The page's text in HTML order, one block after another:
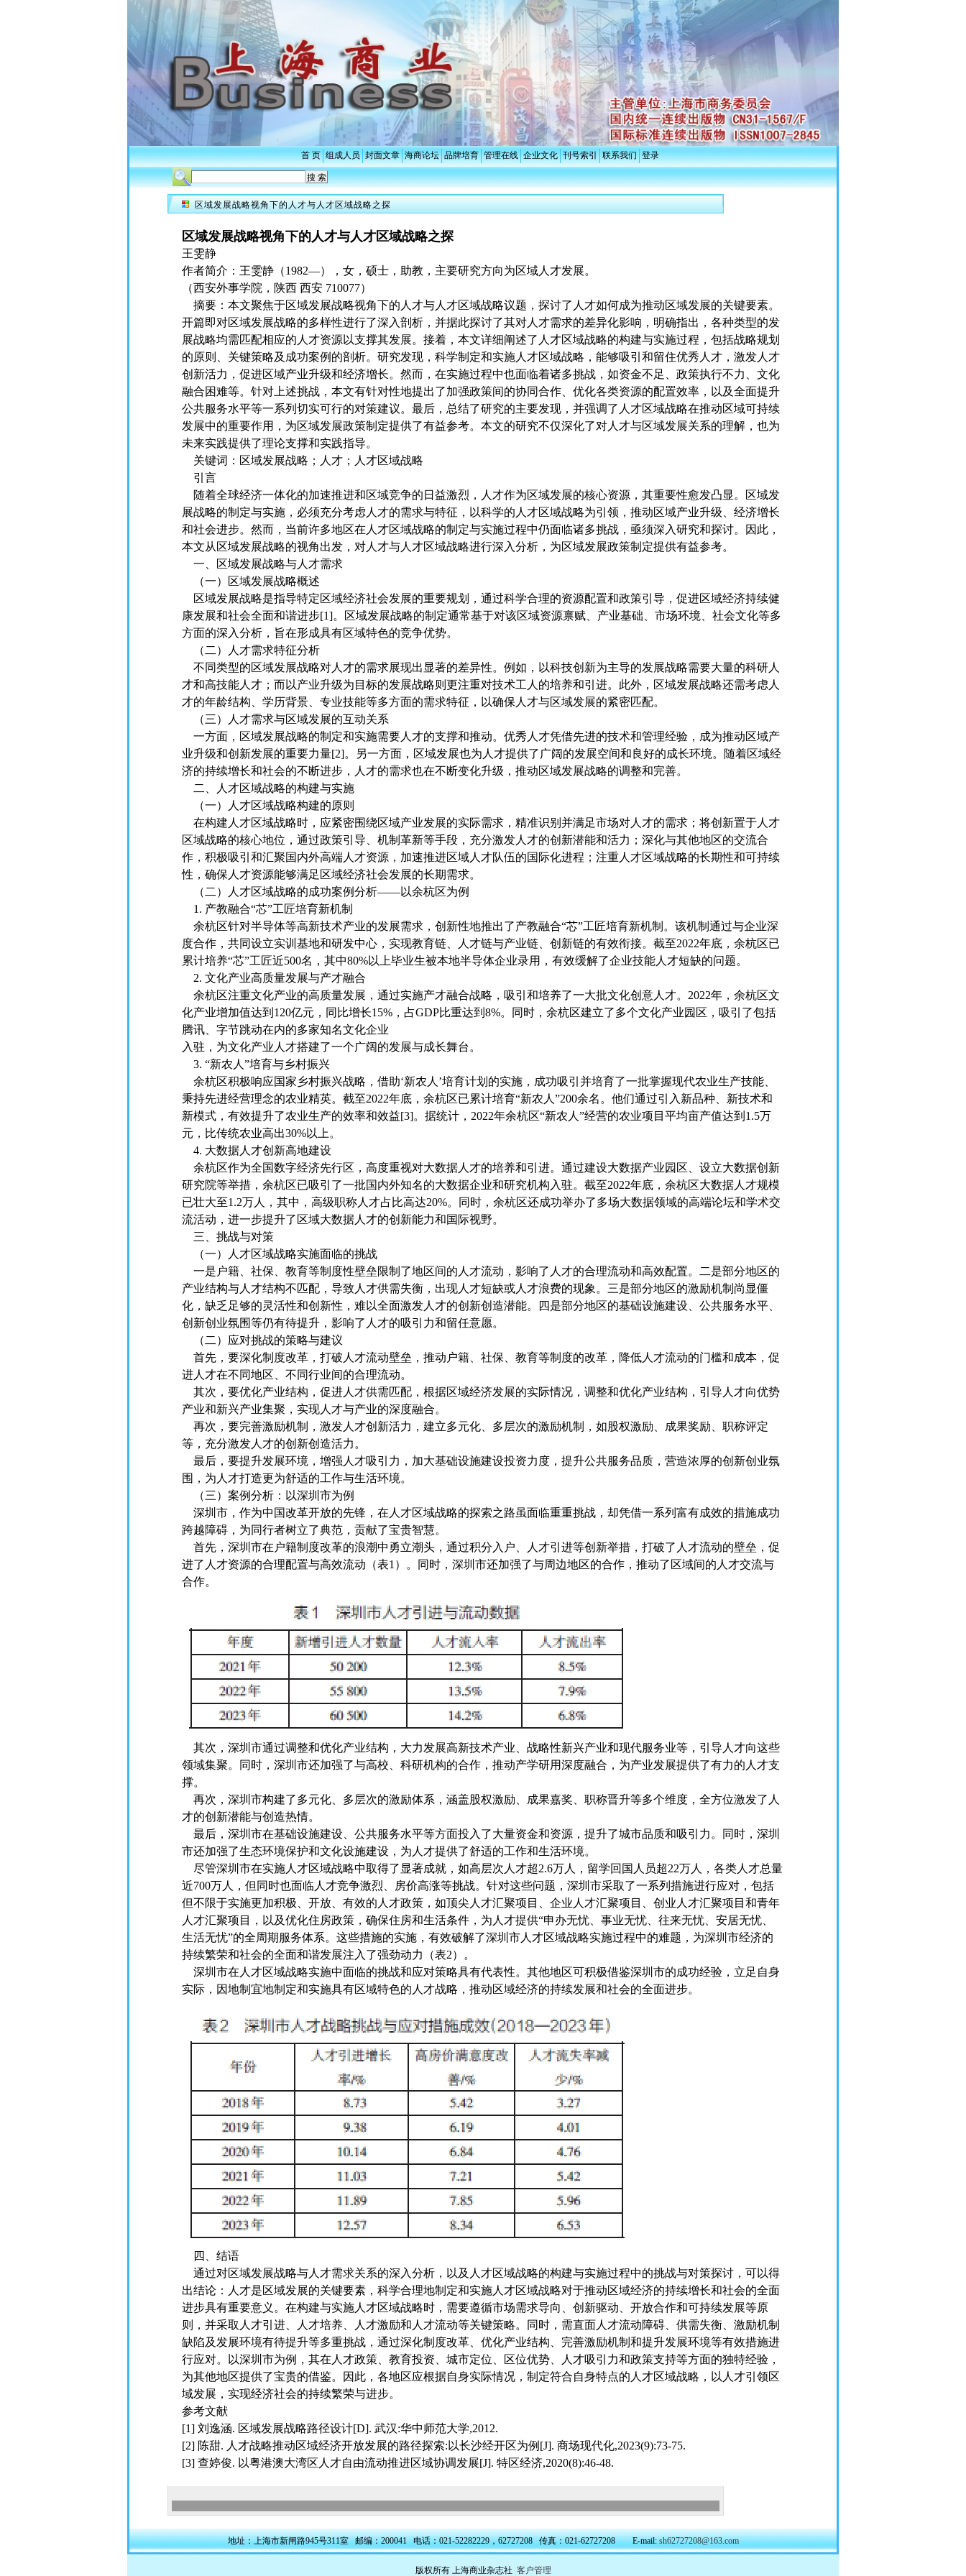
首 页 组成人员 封面文章 海商论坛 品牌培育 管理在线 企业文化 刊号索引 联系我们 登录
区域发展战略视角下的人才与人才区域战略之探
区域发展战略视角下的人才与人才区域战略之探
王雯静
作者简介：王雯静（1982—），女，硕士，助教，主要研究方向为区域人才发展。
（西安外事学院，陕西 西安 710077）
摘要：本文聚焦于区域发展战略视角下的人才与人才区域战略议题，探讨了人才如何成为推动区域发展的关键要素。
开篇即对区域发展战略的多样性进行了深入剖析，并据此探讨了其对人才需求的差异化影响，明确指出，各种类型的发
展战略均需匹配相应的人才资源以支撑其发展。接着，本文详细阐述了人才区域战略的构建与实施过程，包括战略规划
的原则、关键策略及成功案例的剖析。研究发现，科学制定和实施人才区域战略，能够吸引和留住优秀人才，激发人才
创新活力，促进区域产业升级和经济增长。然而，在实施过程中也面临着诸多挑战，如资金不足、政策执行不力、文化
融合困难等。针对上述挑战，本文有针对性地提出了加强政策间的协同合作、优化各类资源的配置效率，以及全面提升
公共服务水平等一系列切实可行的对策建议。最后，总结了研究的主要发现，并强调了人才区域战略在推动区域可持续
发展中的重要作用，为区域发展政策制定提供了有益参考。本文的研究不仅深化了对人才与区域发展关系的理解，也为
未来实践提供了理论支撑和实践指导。
关键词：区域发展战略；人才；人才区域战略
引言
随着全球经济一体化的加速推进和区域竞争的日益激烈，人才作为区域发展的核心资源，其重要性愈发凸显。区域发
展战略的制定与实施，必须充分考虑人才的需求与特征，以科学的人才区域战略为引领，推动区域产业升级、经济增长
和社会进步。然而，当前许多地区在人才区域战略的制定与实施过程中仍面临诸多挑战，亟须深入研究和探讨。因此，
本文从区域发展战略的视角出发，对人才与人才区域战略进行深入分析，为区域发展政策制定提供有益参考。
一、区域发展战略与人才需求
（一）区域发展战略概述
区域发展战略是指导特定区域经济社会发展的重要规划，通过科学合理的资源配置和政策引导，促进区域经济持续健
康发展和社会全面和谐进步[1]。区域发展战略的制定通常基于对该区域资源禀赋、产业基础、市场环境、社会文化等多
方面的深入分析，旨在形成具有区域特色的竞争优势。
（二）人才需求特征分析
不同类型的区域发展战略对人才的需求展现出显著的差异性。例如，以科技创新为主导的发展战略需要大量的科研人
才和高技能人才；而以产业升级为目标的发展战略则更注重对技术工人的培养和引进。此外，区域发展战略还需考虑人
才的年龄结构、学历背景、专业技能等多方面的需求特征，以确保人才与区域发展的紧密匹配。
（三）人才需求与区域发展的互动关系
一方面，区域发展战略的制定和实施需要人才的支撑和推动。优秀人才凭借先进的技术和管理经验，成为推动区域产
业升级和创新发展的重要力量[2]。另一方面，区域发展也为人才提供了广阔的发展空间和良好的成长环境。随着区域经
济的持续增长和社会的不断进步，人才的需求也在不断变化升级，推动区域发展战略的调整和完善。
二、人才区域战略的构建与实施
（一）人才区域战略构建的原则
在构建人才区域战略时，应紧密围绕区域产业发展的实际需求，精准识别并满足市场对人才的需求；将创新置于人才
区域战略的核心地位，通过政策引导、机制革新等手段，充分激发人才的创新潜能和活力；深化与其他地区的交流合
作，积极吸引和汇聚国内外高端人才资源，加速推进区域人才队伍的国际化进程；注重人才区域战略的长期性和可持续
性，确保人才资源能够满足区域经济社会发展的长期需求。
（二）人才区域战略的成功案例分析——以余杭区为例
1. 产教融合“芯”工匠培育新机制
余杭区针对半导体等高新技术产业的发展需求，创新性地推出了产教融合“芯”工匠培育新机制。该机制通过与企业深
度合作，共同设立实训基地和研发中心，实现教育链、人才链与产业链、创新链的有效衔接。截至2022年底，余杭区已
累计培养“芯”工匠近500名，其中80%以上毕业生被本地半导体企业录用，有效缓解了企业技能人才短缺的问题。
2. 文化产业高质量发展与产才融合
余杭区注重文化产业的高质量发展，通过实施产才融合战略，吸引和培养了一大批文化创意人才。2022年，余杭区文
化产业增加值达到120亿元，同比增长15%，占GDP比重达到8%。同时，余杭区建立了多个文化产业园区，吸引了包括
腾讯、字节跳动在内的多家知名文化企业
入驻，为文化产业人才搭建了一个广阔的发展与成长舞台。
3. “新农人”培育与乡村振兴
余杭区积极响应国家乡村振兴战略，借助‘新农人’培育计划的实施，成功吸引并培育了一批掌握现代农业生产技能、
秉持先进经营理念的农业精英。截至2022年底，余杭区已累计培育“新农人”200余名。他们通过引入新品种、新技术和
新模式，有效提升了农业生产的效率和效益[3]。据统计，2022年余杭区“新农人”经营的农业项目平均亩产值达到1.5万
元，比传统农业高出30%以上。
4. 大数据人才创新高地建设
余杭区作为全国数字经济先行区，高度重视对大数据人才的培养和引进。通过建设大数据产业园区、设立大数据创新
研究院等举措，余杭区已吸引了一批国内外知名的大数据企业和研究机构入驻。截至2022年底，余杭区大数据人才规模
已壮大至1.2万人，其中，高级职称人才占比高达20%。同时，余杭区还成功举办了多场大数据领域的高端论坛和学术交
流活动，进一步提升了区域大数据人才的创新能力和国际视野。
三、挑战与对策
（一）人才区域战略实施面临的挑战
一是户籍、社保、教育等制度性壁垒限制了地区间的人才流动，影响了人才的合理流动和高效配置。二是部分地区的
产业结构与人才结构不匹配，导致人才供需失衡，出现人才短缺或人才浪费的现象。三是部分地区的激励机制尚显僵
化，缺乏足够的灵活性和创新性，难以全面激发人才的创新创造潜能。四是部分地区的基础设施建设、公共服务水平、
创新创业氛围等仍有待提升，影响了人才的吸引力和留任意愿。
（二）应对挑战的策略与建议
首先，要深化制度改革，打破人才流动壁垒，推动户籍、社保、教育等制度的改革，降低人才流动的门槛和成本，促
进人才在不同地区、不同行业间的合理流动。
其次，要优化产业结构，促进人才供需匹配，根据区域经济发展的实际情况，调整和优化产业结构，引导人才向优势
产业和新兴产业集聚，实现人才与产业的深度融合。
再次，要完善激励机制，激发人才创新活力，建立多元化、多层次的激励机制，如股权激励、成果奖励、职称评定
等，充分激发人才的创新创造活力。
最后，要提升发展环境，增强人才吸引力，加大基础设施建设投资力度，提升公共服务品质，营造浓厚的创新创业氛
围，为人才打造更为舒适的工作与生活环境。
（三）案例分析：以深圳市为例
深圳市，作为中国改革开放的先锋，在人才区域战略的探索之路虽面临重重挑战，却凭借一系列富有成效的措施成功
跨越障碍，为同行者树立了典范，贡献了宝贵智慧。
首先，深圳市在户籍制度改革的浪潮中勇立潮头，通过积分入户、人才引进等创新举措，打破了人才流动的壁垒，促
进了人才资源的合理配置与高效流动（表1）。同时，深圳市还加强了与周边地区的合作，推动了区域间的人才交流与
合作。
其次，深圳市通过调整和优化产业结构，大力发展高新技术产业、战略性新兴产业和现代服务业等，引导人才向这些
领域集聚。同时，深圳市还加强了与高校、科研机构的合作，推动产学研用深度融合，为产业发展提供了有力的人才支
撑。
再次，深圳市构建了多元化、多层次的激励体系，涵盖股权激励、成果嘉奖、职称晋升等多个维度，全方位激发了人
才的创新潜能与创造热情。
最后，深圳市在基础设施建设、公共服务水平等方面投入了大量资金和资源，提升了城市品质和吸引力。同时，深圳
市还加强了生态环境保护和文化设施建设，为人才提供了舒适的工作和生活环境。
尽管深圳市在实施人才区域战略中取得了显著成就，如高层次人才超2.6万人，留学回国人员超22万人，各类人才总量
近700万人，但同时也面临人才竞争激烈、房价高涨等挑战。针对这些问题，深圳市采取了一系列措施进行应对，包括
但不限于实施更加积极、开放、有效的人才政策，如顶尖人才汇聚项目、企业人才汇聚项目、创业人才汇聚项目和青年
人才汇聚项目，以及优化住房政策，确保住房和生活条件，为人才提供“申办无忧、事业无忧、往来无忧、安居无忧、
生活无忧”的全周期服务体系。这些措施的实施，有效破解了深圳市人才区域战略实施过程中的难题，为深圳市经济的
持续繁荣和社会的全面和谐发展注入了强劲动力（表2）。
深圳市在人才区域战略实施中面临的挑战和应对策略具有代表性。其他地区可积极借鉴深圳市的成功经验，立足自身
实际，因地制宜地制定和实施具有区域特色的人才战略，推动区域经济的持续发展和社会的全面进步。
四、结语
通过对区域发展战略与人才需求关系的深入分析，以及人才区域战略的构建与实施过程中的挑战与对策探讨，可以得
出结论：人才是区域发展的关键要素，科学合理地制定和实施人才区域战略对于推动区域经济的持续增长和社会的全面
进步具有重要意义。在构建与实施人才区域战略时，需要遵循市场需求导向、创新驱动、开放合作和可持续发展等原
则，并采取人才引进、人才培养、人才激励和人才流动等关键策略。同时，需直面人才流动障碍、供需失衡、激励机制
缺陷及发展环境有待提升等多重挑战，通过深化制度改革、优化产业结构、完善激励机制和提升发展环境等有效措施进
行应对。以深圳市为例，其在人才政策、教育投资、城市定位、区位优势、人才吸引力和政策支持等方面的独特经验，
为其他地区提供了宝贵的借鉴。因此，各地区应根据自身实际情况，制定符合自身特点的人才区域战略，以人才引领区
域发展，实现经济社会的持续繁荣与进步。
参考文献
[1] 刘逸涵. 区域发展战略路径设计[D]. 武汉:华中师范大学,2012.
[2] 陈甜. 人才战略推动区域经济开放发展的路径探索:以长沙经开区为例[J]. 商场现代化,2023(9):73-75.
[3] 查婷俊. 以粤港澳大湾区人才自由流动推进区域协调发展[J]. 特区经济,2020(8):46-48.
地址：上海市新闸路945号311室 邮编：200041 电话：021-52282229，62727208 传真：021-62727208 E-mail:sh62727208@163.com
版权所有 上海商业杂志社 客户管理